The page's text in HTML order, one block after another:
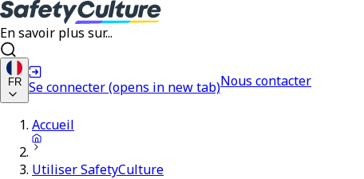
En savoir plus sur...
FR Se connecter(opens in new tab)Nous contacter
Accueil
Utiliser SafetyCulture